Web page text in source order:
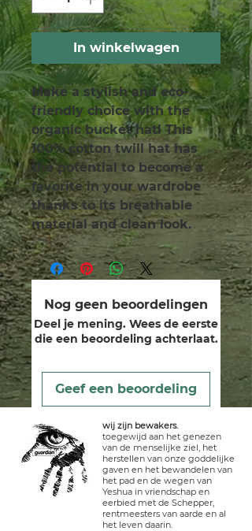
In winkelwagen
Make a stylish and eco-
friendly choice with the
organic bucket hat! This
100% cotton twill hat has
the potential to become a
favorite in your wardrobe
thanks to its breathable
material and clean look.
Nog geen beoordelingen
Deel je mening. Wees de eerste
die een beoordeling achterlaat.
Geef een beoordeling
wij zijn bewakers.
toegewijd aan het genezen
van de menselijke ziel, het
herstellen van onze goddelijke
gaven en het bewandelen van
het pad en de wegen van
Yeshua in vriendschap en
eerbied met de Schepper,
rentmeesters van aarde en al
het leven daarin.